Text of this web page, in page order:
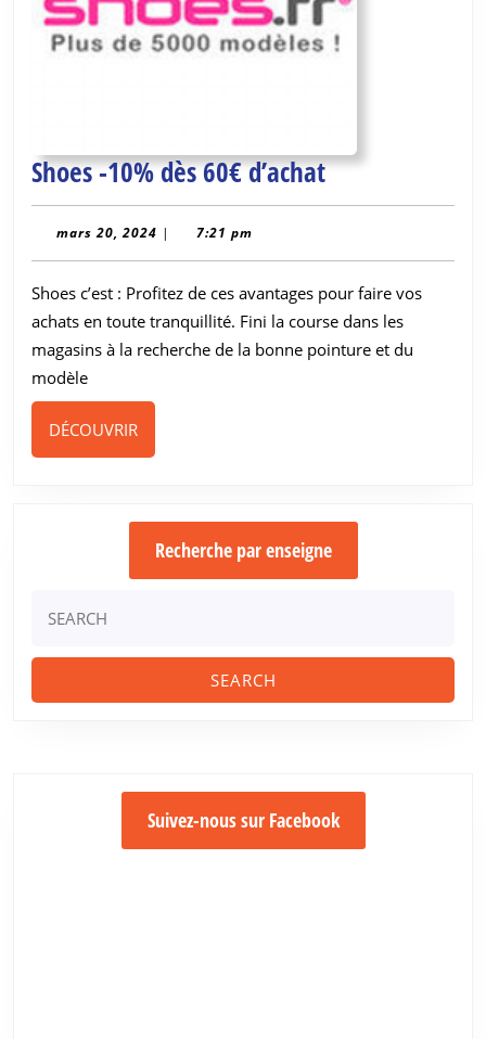
Shoes -10% dès 60€ d’achatShoes
-10%
60€
d’achat
mars 20, 2024 mars
| 7:21 pm
Shoes c’est : Profitez de ces avantages pour faire vos
achats en toute tranquillité. Fini la course dans les
magasins à la recherche de la bonne pointure et du
modèle
DÉCOUVRIRDÉCOUVRIR
Recherche par enseigne
for:
Suivez-nous sur Facebook